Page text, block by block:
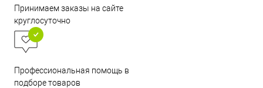
Принимаем заказы на сайте
круглосуточно
Профессиональная помощь в
подборе товаров